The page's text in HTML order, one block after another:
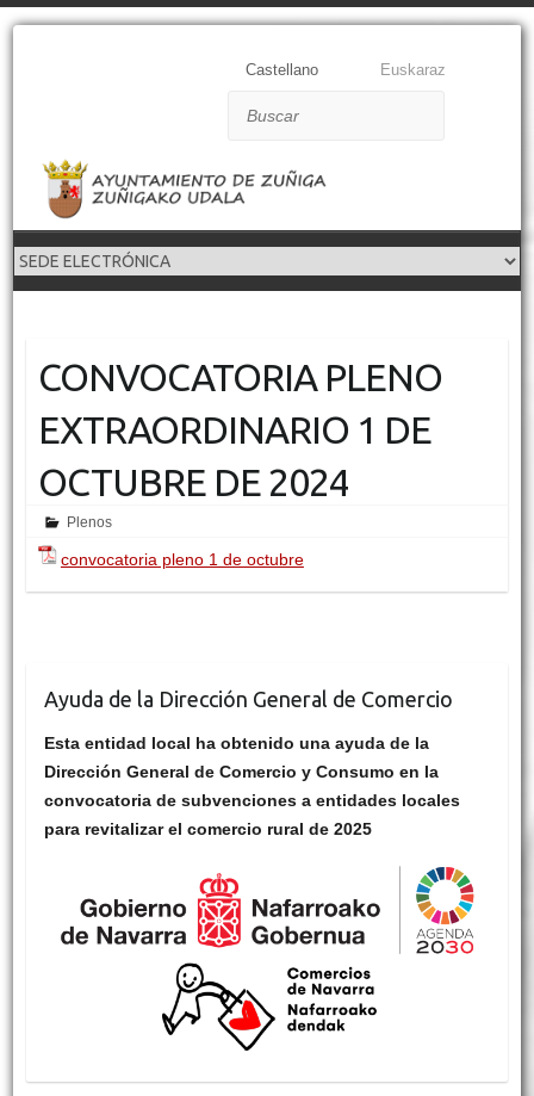
Castellano Euskaraz
CONVOCATORIA PLENO
EXTRAORDINARIO 1 DE
OCTUBRE DE 2024
Plenos
convocatoria pleno 1 de octubre
Ayuda de la Dirección General de Comercio
Esta entidad local ha obtenido una ayuda de la
Dirección General de Comercio y Consumo en la
convocatoria de subvenciones a entidades locales
para revitalizar el comercio rural de 2025